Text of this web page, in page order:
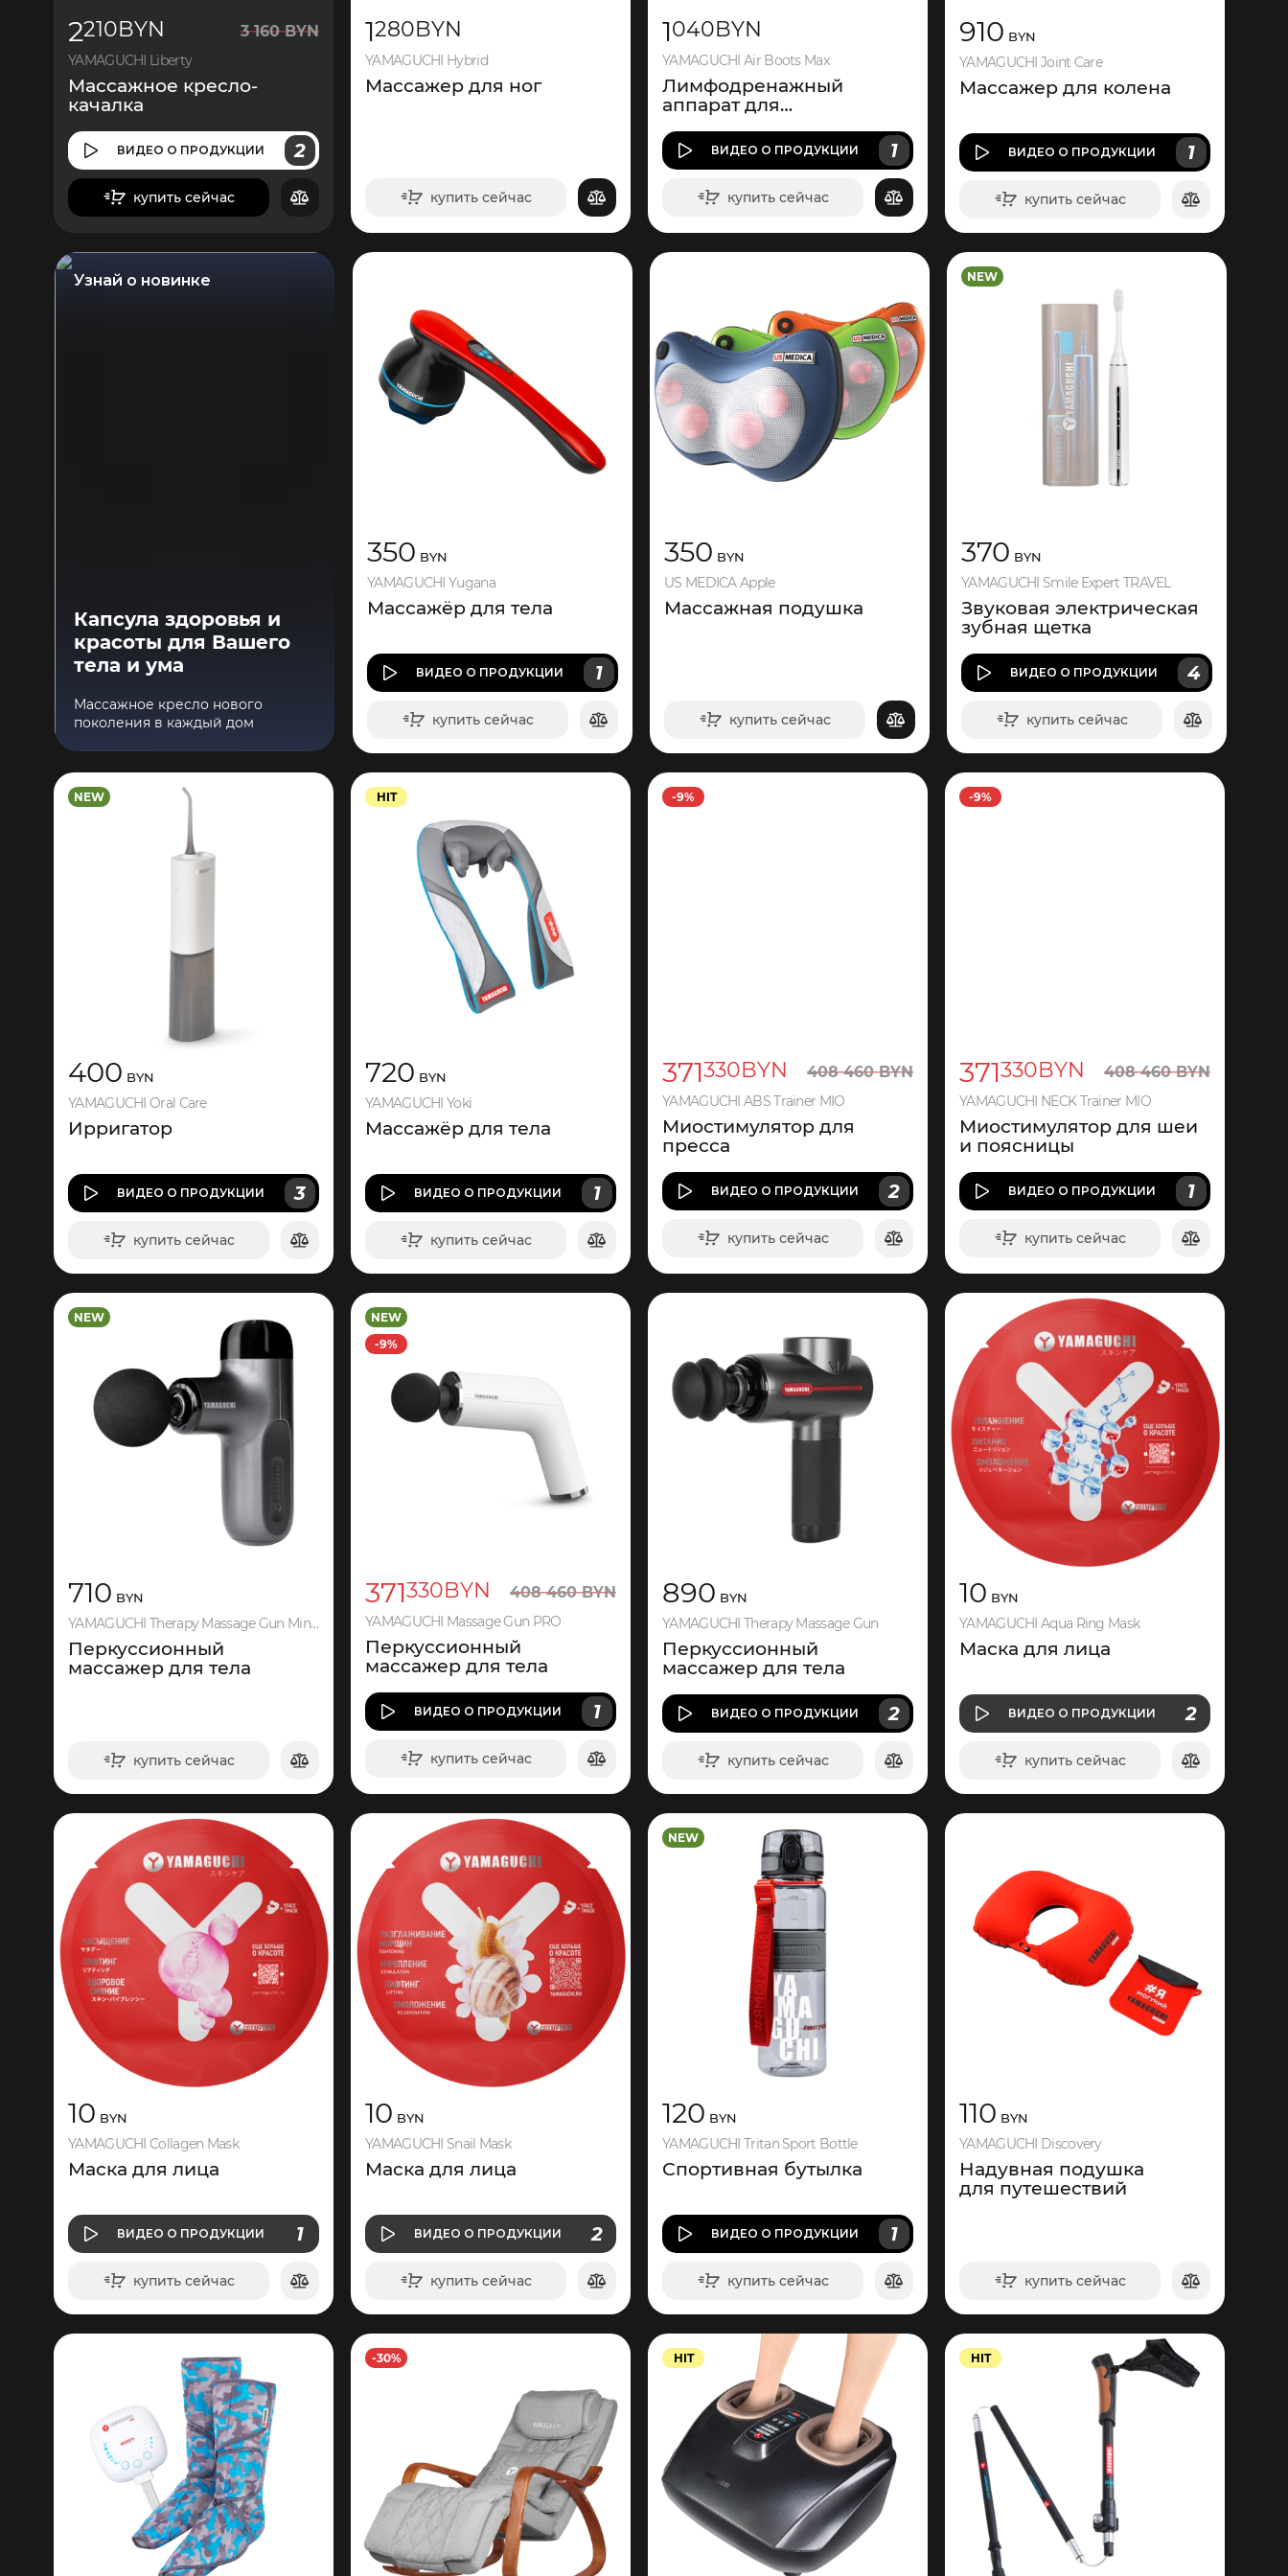
2210BYN 3 160BYN
YAMAGUCHI Liberty
Массажное кресло-
качалка
ВИДЕО О ПРОДУКЦИИ 2
купить сейчас
1280BYN
YAMAGUCHI Hybrid
Массажер для ног
купить сейчас
в корзину
1040BYN
YAMAGUCHI Air Boots Max
Лимфодренажный
аппарат для
ВИДЕО О ПРОДУКЦИИ 1
купить сейчас
в корзину
910 BYN
YAMAGUCHI Joint Care
Массажер для колена
ВИДЕО О ПРОДУКЦИИ 1
купить сейчас
в корзину
Узнай о новинке
Капсула здоровья и
красоты для Вашего
тела и ума
Массажное кресло нового
поколения в каждый дом
350 BYN
YAMAGUCHI Yugana
Массажёр для тела
ВИДЕО О ПРОДУКЦИИ 1
купить сейчас
в корзину
350 BYN
US MEDICA Apple
Массажная подушка
купить сейчас
в корзину
NEW
370 BYN
YAMAGUCHI Smile Expert TRAVEL
Звуковая электрическая
зубная щетка
ВИДЕО О ПРОДУКЦИИ 4
купить сейчас
в корзину
NEW
400 BYN
YAMAGUCHI Oral Care
Ирригатор
ВИДЕО О ПРОДУКЦИИ 3
купить сейчас
в корзину
HIT
720 BYN
YAMAGUCHI Yoki
Массажёр для тела
ВИДЕО О ПРОДУКЦИИ 1
купить сейчас
в корзину
-9%
371330BYN 408 460BYN
YAMAGUCHI ABS Trainer MIO
Миостимулятор для
пресса
ВИДЕО О ПРОДУКЦИИ 2
купить сейчас
в корзину
-9%
371330BYN 408 460BYN
YAMAGUCHI NECK Trainer MIO
Миостимулятор для шеи
и поясницы
ВИДЕО О ПРОДУКЦИИ 1
купить сейчас
в корзину
NEW
710 BYN
YAMAGUCHI Therapy Massage Gun Mini 2
Перкуссионный
массажер для тела
купить сейчас
в корзину
NEW
-9%
371330BYN 408 460BYN
YAMAGUCHI Massage Gun PRO
Перкуссионный
массажер для тела
ВИДЕО О ПРОДУКЦИИ 1
купить сейчас
в корзину
890 BYN
YAMAGUCHI Therapy Massage Gun
Перкуссионный
массажер для тела
ВИДЕО О ПРОДУКЦИИ 2
купить сейчас
в корзину
10 BYN
YAMAGUCHI Aqua Ring Mask
Маска для лица
ВИДЕО О ПРОДУКЦИИ
ВИДЕО
О ПРОДУКЦИИ 2
купить сейчас
в корзину
10 BYN
YAMAGUCHI Collagen Mask
Маска для лица
ВИДЕО О ПРОДУКЦИИ
ВИДЕО
О ПРОДУКЦИИ 1
купить сейчас
в корзину
10 BYN
YAMAGUCHI Snail Mask
Маска для лица
ВИДЕО О ПРОДУКЦИИ
ВИДЕО
О ПРОДУКЦИИ 2
купить сейчас
в корзину
NEW
120 BYN
YAMAGUCHI Tritan Sport Bottle
Спортивная бутылка
ВИДЕО О ПРОДУКЦИИ 1
купить сейчас
в корзину
110 BYN
YAMAGUCHI Discovery
Надувная подушка
для путешествий
купить сейчас
в корзину
-30% HIT HIT